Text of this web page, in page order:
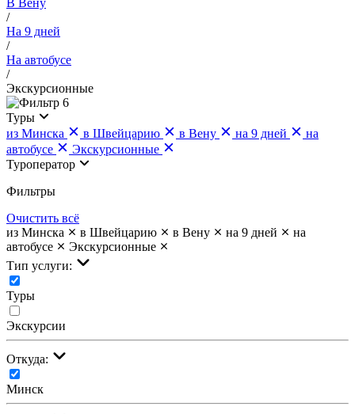
/
На 9 дней
/
На автобусе
/
Экскурсионные
6
Туры
из Минска
в Швейцарию в Вену на 9 дней
на
автобусе
Экскурсионные
Туроператор
Фильтры
Очистить всё
из Минска
в Швейцарию в Вену на 9 дней
на
автобусе
Экскурсионные
Тип услуги:
Туры
Экскурсии
Откуда:
Минск